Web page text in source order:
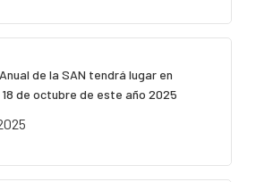
de la SAN tendrá lugar en
18 de octubre de este año 2025